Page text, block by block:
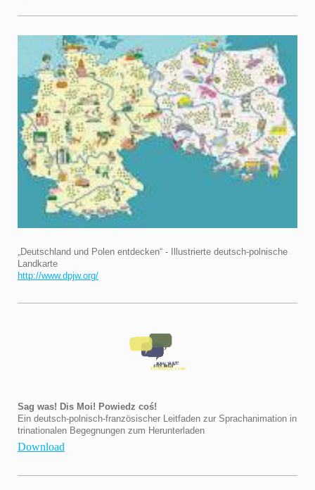
„Deutschland und Polen entdecken“ - Illustrierte deutsch-polnische
Landkarte
http://www.dpjw.org/
Sag was! Dis Moi! Powiedz coś!
Ein deutsch-polnisch-französischer Leitfaden zur Sprachanimation in
trinationalen Begegnungen zum Herunterladen
Download